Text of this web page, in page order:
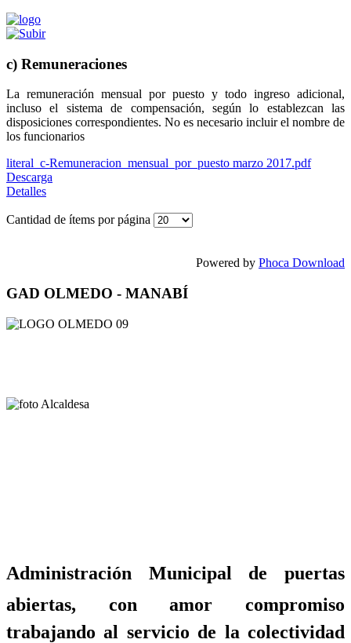
c) Remuneraciones
La remuneración mensual por puesto y todo ingreso adicional,
incluso el sistema de compensación, según lo establezcan las
disposiciones correspondientes. No es necesario incluir el nombre de
los funcionarios
literal_c-Remuneracion_mensual_por_puesto marzo 2017.pdf
Descarga
Detalles
Cantidad de ítems por página
Powered by Phoca Download
GAD OLMEDO - MANABÍ
Administración Municipal de puertas
abiertas, con amor compromiso
trabajando al servicio de la colectividad